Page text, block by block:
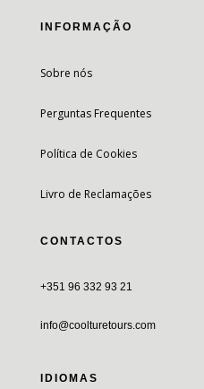
INFORMAÇÃO
Sobre nós
Perguntas Frequentes
Política de Cookies
Livro de Reclamações
CONTACTOS
+351 96 332 93 21
info@coolturetours.com
IDIOMAS